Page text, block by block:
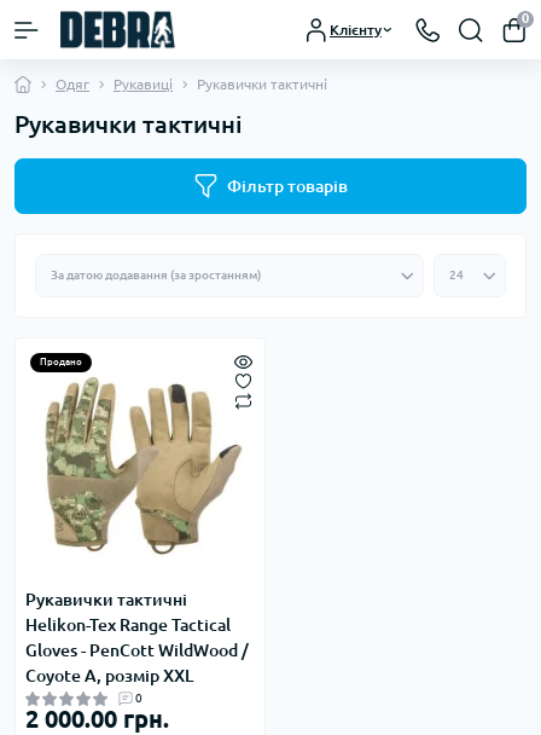
Клієнту
0
Одяг Рукавиці Рукавички тактичні
Рукавички тактичні
Фільтр товарів
Продано
Рукавички тактичні
Helikon-Tex Range Tactical
Gloves - PenCott WildWood /
Coyote A, розмір XXL
0
2 000.00 грн.